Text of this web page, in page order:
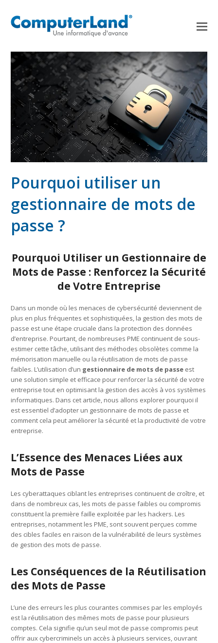
Pourquoi utiliser un
gestionnaire de mots de
passe ?
Pourquoi Utiliser un Gestionnaire de
Mots de Passe : Renforcez la Sécurité
de Votre Entreprise
Dans un monde où les menaces de cybersécurité deviennent de
plus en plus fréquentes et sophistiquées, la gestion des mots de
passe est une étape cruciale dans la protection des données
d’entreprise. Pourtant, de nombreuses PME continuent de sous-
estimer cette tâche, utilisant des méthodes obsolètes comme la
mémorisation manuelle ou la réutilisation de mots de passe
faibles. L’utilisation d’un gestionnaire de mots de passe est
une solution simple et efficace pour renforcer la sécurité de votre
entreprise tout en optimisant la gestion des accès à vos systèmes
informatiques. Dans cet article, nous allons explorer pourquoi il
est essentiel d’adopter un gestionnaire de mots de passe et
comment cela peut améliorer la sécurité et la productivité de votre
entreprise.
L’Essence des Menaces Liées aux
Mots de Passe
Les cyberattaques ciblant les entreprises continuent de croître, et
dans de nombreux cas, les mots de passe faibles ou compromis
constituent la première faille exploitée par les hackers. Les
entreprises, notamment les PME, sont souvent perçues comme
des cibles faciles en raison de la vulnérabilité de leurs systèmes
de gestion des mots de passe.
Les Conséquences de la Réutilisation
des Mots de Passe
L’une des erreurs les plus courantes commises par les employés
est la réutilisation des mêmes mots de passe pour plusieurs
comptes. Cela signifie qu’un seul mot de passe compromis peut
offrir aux cybercriminels un accès à plusieurs services, ouvrant